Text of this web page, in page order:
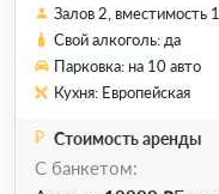
Залов 2, вместимость
Свой алкоголь: да
Парковка: на 10 авто
Кухня: Европейская
Стоимость аренды
С банкетом: